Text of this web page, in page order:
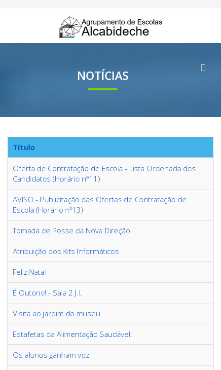
NOTÍCIAS
Título
Oferta de Contratação de Escola - Lista Ordenada dos
Candidatos (Horário nº11)
AVISO - Publicitação das Ofertas de Contratação de
Escola (Horário nº13)
Tomada de Posse da Nova Direção
Atribuição dos Kits Informáticos
Feliz Natal
É Outono! - Sala 2 J.I.
Visita ao jardim do museu
Estafetas da Alimentação Saudável.
Os alunos ganham voz